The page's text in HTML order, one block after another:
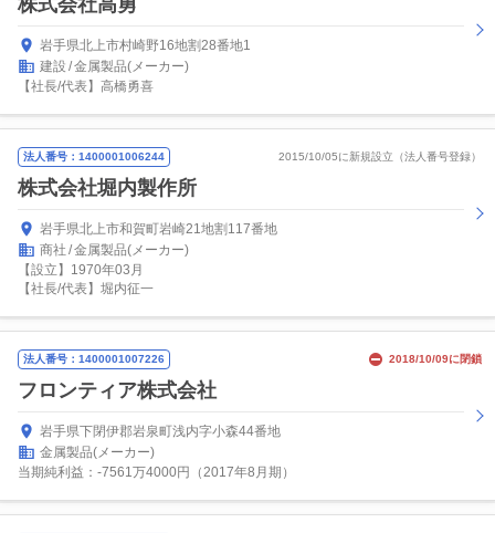
株式会社高勇
岩手県北上市村崎野16地割28番地1
建設 金属製品(メーカー)
【社長/代表】高橋勇喜
法人番号：1400001006244 2015/10/05に新規設立（法人番号登録）
株式会社堀内製作所
岩手県北上市和賀町岩崎21地割117番地
商社 金属製品(メーカー)
【設立】1970年03月
【社長/代表】堀内征一
法人番号：1400001007226 2018/10/09に閉鎖
フロンティア株式会社
岩手県下閉伊郡岩泉町浅内字小森44番地
金属製品(メーカー)
当期純利益：-7561万4000円（2017年8月期）